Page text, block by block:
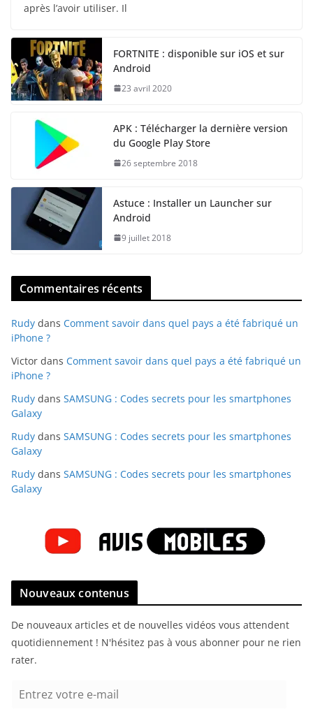
après l’avoir utiliser. Il
FORTNITE : disponible sur iOS et sur
Android
23 avril 2020
APK : Télécharger la dernière version
du Google Play Store
26 septembre 2018
Astuce : Installer un Launcher sur
Android
9 juillet 2018
Commentaires récents
Rudy dans Comment savoir dans quel pays a été fabriqué un
iPhone ?
Victor dans Comment savoir dans quel pays a été fabriqué un
iPhone ?
Rudy dans SAMSUNG : Codes secrets pour les smartphones
Galaxy
Rudy dans SAMSUNG : Codes secrets pour les smartphones
Galaxy
Rudy dans SAMSUNG : Codes secrets pour les smartphones
Galaxy
Nouveaux contenus
De nouveaux articles et de nouvelles vidéos vous attendent
quotidiennement ! N'hésitez pas à vous abonner pour ne rien
rater.